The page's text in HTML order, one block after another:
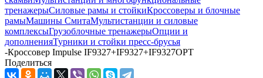
тренажерыСиловые рамы и стойкиКроссоверы и блочные
рамыМашины СмитаМультистанции и силовые
комплексыГрузоблочные тренажерыОпции и
дополненияТурники и стойки пресс-брусья
-Кроссовер Impulse IF9327+IF9327+IF9327OPT
Поделиться